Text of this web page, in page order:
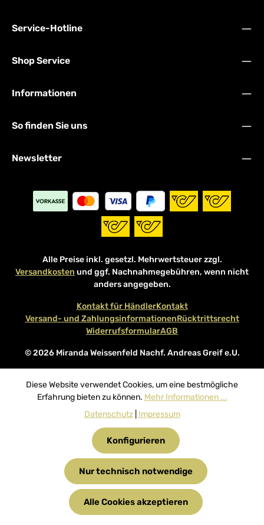
Service-Hotline
Shop Service
Informationen
So finden Sie uns
Newsletter
Alle Preise inkl. gesetzl. Mehrwertsteuer zzgl.
Versandkosten und ggf. Nachnahmegebühren, wenn nicht
anders angegeben.
© 2026 Miranda Weissenfeld Nachf. Andreas Greif e.U.
Kontakt für HändlerKontakt
Versand- und ZahlungsinformationenRücktrittsrecht
WiderrufsformularAGB
Diese Website verwendet Cookies, um eine bestmögliche
Erfahrung bieten zu können. Mehr Informationen ...
Datenschutz| Impressum
Nur technisch notwendige
Konfigurieren
Alle Cookies akzeptieren